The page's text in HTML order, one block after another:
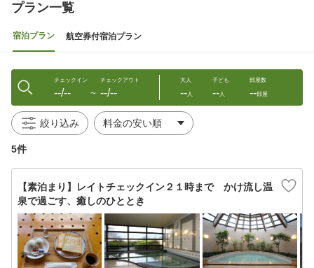
プラン一覧
宿泊プラン 航空券付宿泊プラン
チェックイン
--/-- 〜
チェックアウト
--/--
大人
--人
子ども
--人
部屋数
--部屋
絞り込み
5件
【素泊まり】レイトチェックイン２１時まで かけ流し温
泉で過ごす、癒しのひととき